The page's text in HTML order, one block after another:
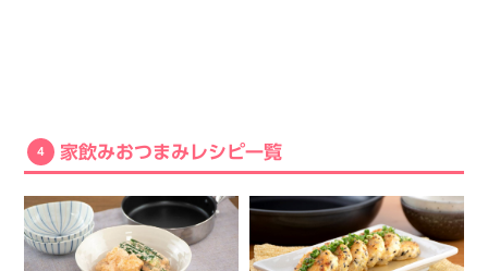
4 家飲みおつまみレシピ一覧